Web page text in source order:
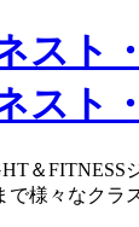
＆
様々なクラ